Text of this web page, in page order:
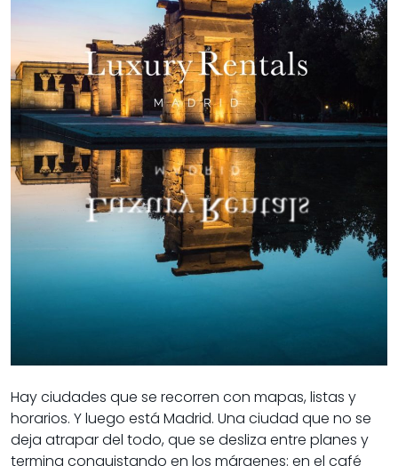
Hay ciudades que se recorren con mapas, listas y
horarios. Y luego está Madrid. Una ciudad que no se
deja atrapar del todo, que se desliza entre planes y
termina conquistando en los márgenes: en el café